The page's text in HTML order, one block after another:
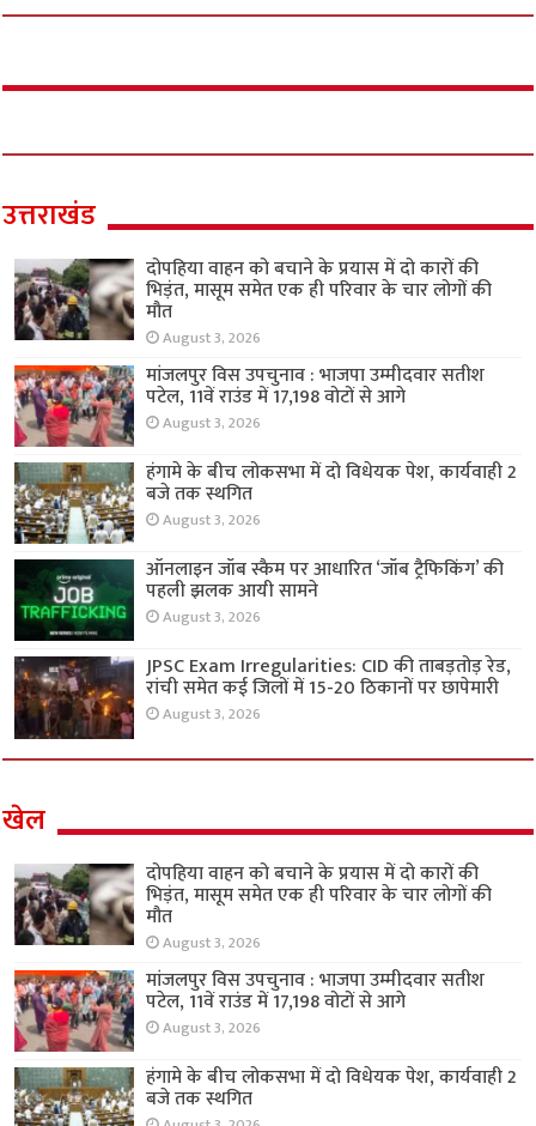
उत्तराखंड
दोपहिया वाहन को बचाने के प्रयास में दो कारों की
भिड़ंत, मासूम समेत एक ही परिवार के चार लोगों की
मौत
August 3, 2026
मांजलपुर विस उपचुनाव : भाजपा उम्मीदवार सतीश
पटेल, 11वें राउंड में 17,198 वोटों से आगे
August 3, 2026
हंगामे के बीच लोकसभा में दो विधेयक पेश, कार्यवाही 2
बजे तक स्थगित
August 3, 2026
ऑनलाइन जॉब स्कैम पर आधारित ‘जॉब ट्रैफिकिंग’ की
पहली झलक आयी सामने
August 3, 2026
JPSC Exam Irregularities: CID की ताबड़तोड़ रेड,
रांची समेत कई जिलों में 15-20 ठिकानों पर छापेमारी
August 3, 2026
खेल
दोपहिया वाहन को बचाने के प्रयास में दो कारों की
भिड़ंत, मासूम समेत एक ही परिवार के चार लोगों की
मौत
August 3, 2026
मांजलपुर विस उपचुनाव : भाजपा उम्मीदवार सतीश
पटेल, 11वें राउंड में 17,198 वोटों से आगे
August 3, 2026
हंगामे के बीच लोकसभा में दो विधेयक पेश, कार्यवाही 2
बजे तक स्थगित